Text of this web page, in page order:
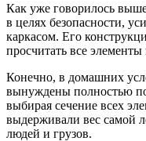
Как уже говорилось
в целях безопасности,
каркасом. Его
просчитать все элементы
Конечно, в домашних
вынуждены полностью
выбирая сечение всех
выдерживали вес самой
людей и грузов.